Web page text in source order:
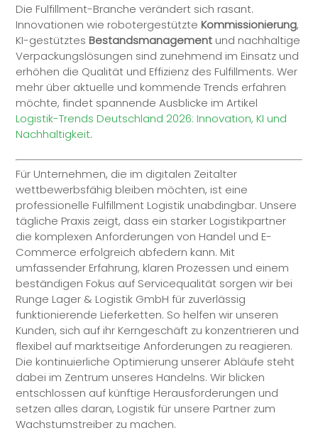
Die Fulfillment-Branche verändert sich rasant.
Innovationen wie robotergestützte Kommissionierung,
KI-gestütztes Bestandsmanagement und nachhaltige
Verpackungslösungen sind zunehmend im Einsatz und
erhöhen die Qualität und Effizienz des Fulfillments. Wer
mehr über aktuelle und kommende Trends erfahren
möchte, findet spannende Ausblicke im Artikel
Logistik-Trends Deutschland 2026: Innovation, KI und
Nachhaltigkeit.
Für Unternehmen, die im digitalen Zeitalter
wettbewerbsfähig bleiben möchten, ist eine
professionelle Fulfillment Logistik unabdingbar. Unsere
tägliche Praxis zeigt, dass ein starker Logistikpartner
die komplexen Anforderungen von Handel und E-
Commerce erfolgreich abfedern kann. Mit
umfassender Erfahrung, klaren Prozessen und einem
beständigen Fokus auf Servicequalität sorgen wir bei
Runge Lager & Logistik GmbH für zuverlässig
funktionierende Lieferketten. So helfen wir unseren
Kunden, sich auf ihr Kerngeschäft zu konzentrieren und
flexibel auf marktseitige Anforderungen zu reagieren.
Die kontinuierliche Optimierung unserer Abläufe steht
dabei im Zentrum unseres Handelns. Wir blicken
entschlossen auf künftige Herausforderungen und
setzen alles daran, Logistik für unsere Partner zum
Wachstumstreiber zu machen.